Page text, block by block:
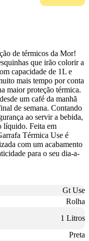
de térmicos da Mor!
que irão colorir a
capacidade de 1L e
mais tempo por conta
maior proteção térmica.
um café da manhã
de semana. Contando
ao servir a bebida,
líquido. Feita em
Térmica Use é
com um acabamento
para o seu dia-a-
Gt Use
Rolha
1 Litros
Preta